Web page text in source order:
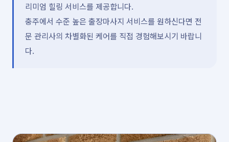
리미엄 힐링 서비스를 제공합니다.
충주에서 수준 높은 출장마사지 서비스를 원하신다면 전
문 관리사의 차별화된 케어를 직접 경험해보시기 바랍니
다.